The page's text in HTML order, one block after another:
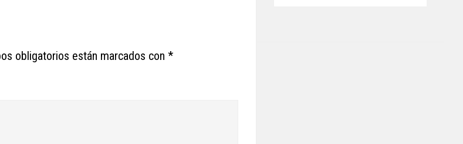
obligatorios están marcados con *